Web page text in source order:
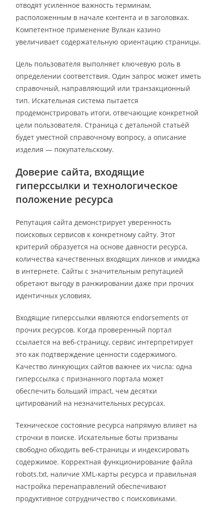
отводят усиленное важность терминам,
расположенным в начале контента и в заголовках.
Компетентное применение Вулкан казино
увеличивает содержательную ориентацию страницы.
Цель пользователя выполняет ключевую роль в
определении соответствия. Один запрос может иметь
справочный, направляющий или транзакционный
тип. Искательная система пытается
продемонстрировать итоги, отвечающие конкретной
цели пользователя. Страница с детальной статьёй
будет уместной справочному вопросу, а описание
изделия — покупательскому.
Доверие сайта, входящие
гиперссылки и технологическое
положение ресурса
Репутация сайта демонстрирует уверенность
поисковых сервисов к конкретному сайту. Этот
критерий образуется на основе давности ресурса,
количества качественных входящих линков и имиджа
в интернете. Сайты с значительным репутацией
обретают выгоду в ранжировании даже при прочих
идентичных условиях.
Входящие гиперссылки являются endorsements от
прочих ресурсов. Когда проверенный портал
ссылается на веб-страницу, сервис интерпретирует
это как подтверждение ценности содержимого.
Качество линкующих сайтов важнее их числа: одна
гиперссылка с признанного портала может
обеспечить больший impact, чем десятки
цитирований на незначительных ресурсах.
Техническое состояние ресурса напрямую влияет на
строчки в поиске. Искательные боты призваны
свободно обходить веб-страницы и индексировать
содержимое. Корректная функционирование файла
robots.txt, наличие XML-карты ресурса и правильная
настройка перенаправлений обеспечивают
продуктивное сотрудничество с поисковиками.